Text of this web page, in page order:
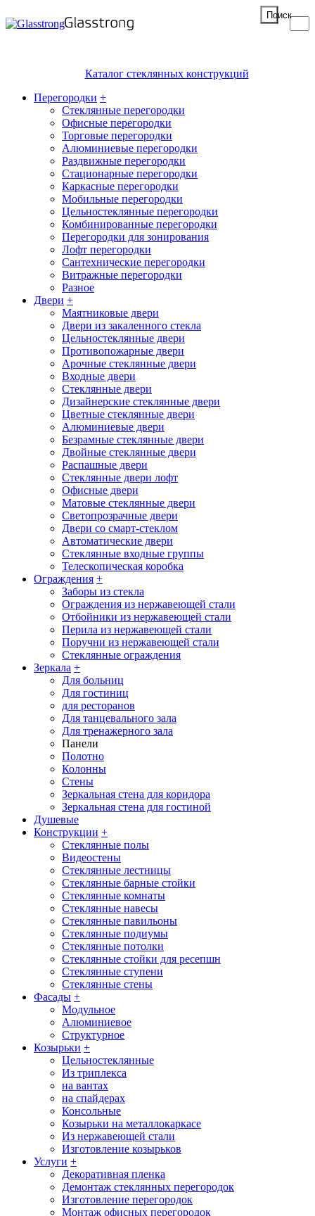
Поиск
Каталог стеклянных конструкций
Перегородки +
Стеклянные перегородки
Офисные перегородки
Торговые перегородки
Алюминиевые перегородки
Раздвижные перегородки
Стационарные перегородки
Каркасные перегородки
Мобильные перегородки
Цельностеклянные перегородки
Комбинированные перегородки
Перегородки для зонирования
Лофт перегородки
Сантехнические перегородки
Витражные перегородки
Разное
Двери +
Маятниковые двери
Двери из закаленного стекла
Цельностеклянные двери
Противопожарные двери
Арочные стеклянные двери
Входные двери
Стеклянные двери
Дизайнерские стеклянные двери
Цветные стеклянные двери
Алюминиевые двери
Безрамные стеклянные двери
Двойные стеклянные двери
Распашные двери
Стеклянные двери лофт
Офисные двери
Матовые стеклянные двери
Светопрозрачные двери
Двери со смарт-стеклом
Автоматические двери
Стеклянные входные группы
Телескопическая коробка
Ограждения +
Заборы из стекла
Ограждения из нержавеющей стали
Отбойники из нержавеющей стали
Перила из нержавеющей стали
Поручни из нержавеющей стали
Стеклянные ограждения
Зеркала +
Для больниц
Для гостиниц
для ресторанов
Для танцевального зала
Для тренажерного зала
Панели
Полотно
Колонны
Стены
Зеркальная стена для коридора
Зеркальная стена для гостиной
Душевые
Конструкции +
Стеклянные полы
Видеостены
Стеклянные лестницы
Стеклянные барные стойки
Стеклянные комнаты
Стеклянные навесы
Стеклянные павильоны
Стеклянные подиумы
Стеклянные потолки
Стеклянные стойки для ресепшн
Стеклянные ступени
Стеклянные стены
Фасады +
Модульное
Алюминиевое
Структурное
Козырьки +
Цельностеклянные
Из триплекса
на вантах
на спайдерах
Консольные
Козырьки на металлокаркасе
Из нержавеющей стали
Изготовление козырьков
Услуги +
Декоративная пленка
Демонтаж стеклянных перегородок
Изготовление перегородок
Монтаж офисных перегородок